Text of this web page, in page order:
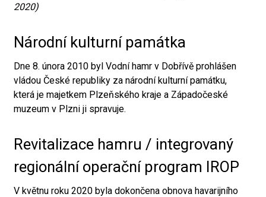
2020)
Národní kulturní památka
Dne 8. února 2010 byl Vodní hamr v Dobřívě prohlášen
vládou České republiky za národní kulturní památku,
která je majetkem Plzeňského kraje a Západočeské
muzeum v Plzni ji spravuje.
Revitalizace hamru / integrovaný
regionální operační program IROP
V květnu roku 2020 byla dokončena obnova havarijního